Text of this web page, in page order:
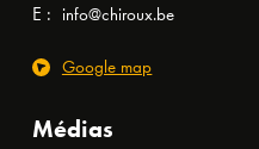
E : info@chiroux.be
Google map
Médias